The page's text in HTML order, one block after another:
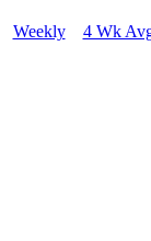
Weekly 4 Wk